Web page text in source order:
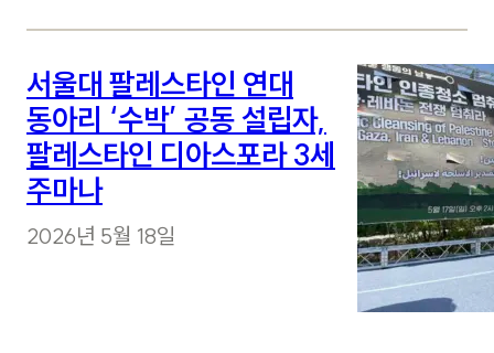
서울대 팔레스타인 연대
동아리 ‘수박’ 공동 설립자,
팔레스타인 디아스포라 3세
주마나
2026년 5월 18일